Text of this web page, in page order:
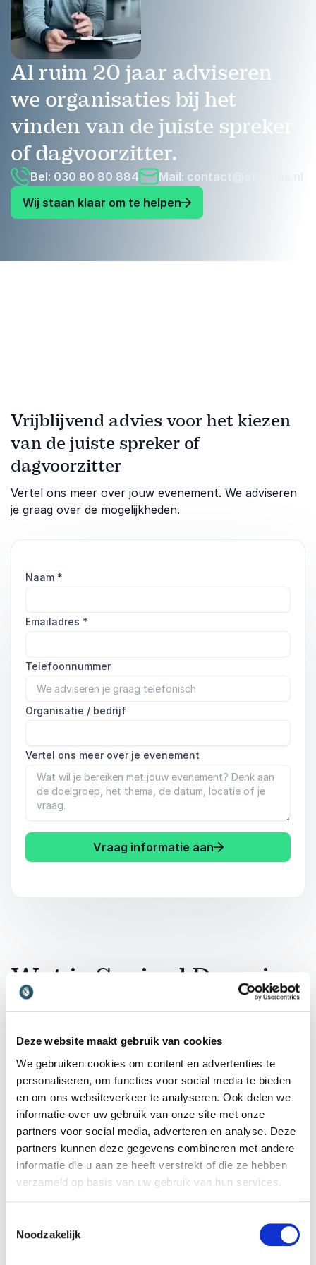
Deze website maakt gebruik van cookies
We gebruiken cookies om content en advertenties te
personaliseren, om functies voor social media te bieden
en om ons websiteverkeer te analyseren. Ook delen we
informatie over uw gebruik van onze site met onze
partners voor social media, adverteren en analyse. Deze
partners kunnen deze gegevens combineren met andere
informatie die u aan ze heeft verstrekt of die ze hebben
verzameld op basis van uw gebruik van hun services.
Noodzakelijk
Al ruim 20 jaar adviseren
we organisaties bij het
vinden van de juiste spreker
of dagvoorzitter.
Bel: 030 80 80 884 Mail: contact@athenas.nl
Wij staan klaar om te helpen
Vrijblijvend advies voor het kiezen
van de juiste spreker of
dagvoorzitter
Vertel ons meer over jouw evenement. We adviseren
je graag over de mogelijkheden.
Naam *
Emailadres *
Telefoonnummer
Organisatie / bedrijf
Vertel ons meer over je evenement
Vraag informatie aan
Wat is Sociaal Domein
en waarom is het
relevant?
Binnen het sociaal domein staat de interactie tussen
mens en systeem centraal. Succesvolle projecten
slagen alleen als er aandacht is voor zowel het welzijn
van de burger als de inzetbaarheid van de
professional. Werkgeluk is hierbij geen luxe, maar een
noodzakelijke voorwaarde om duurzaam bij te dragen
aan de maatschappij.
essentieel om beleid te maken dat werkelijk aansluit
bij de behoeften in de wijk. Dit vraagt om een